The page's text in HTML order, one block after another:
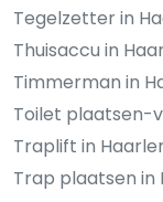
Tegelzetter in
Thuisaccu in
Timmerman in
Toilet plaatsen-
Traplift in
Trap plaatsen in